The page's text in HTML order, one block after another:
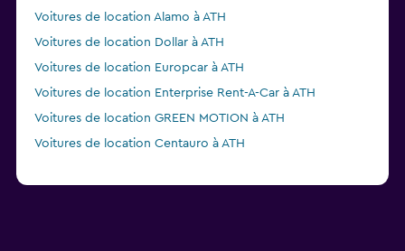
Voitures de location Alamo à ATH
Voitures de location Dollar à ATH
Voitures de location Europcar à ATH
Voitures de location Enterprise Rent-A-Car à ATH
Voitures de location GREEN MOTION à ATH
Voitures de location Centauro à ATH